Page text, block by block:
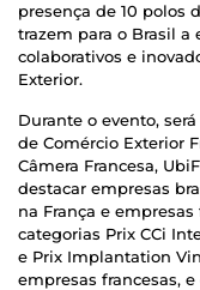
presença de 10 polos
trazem para o Brasil a
colaborativos e
Exterior.
Durante o evento,
de Comércio Exterior
Câmera Francesa,
destacar empresas
na França e
categorias Prix CCi
e Prix Implantation
empresas francesas,